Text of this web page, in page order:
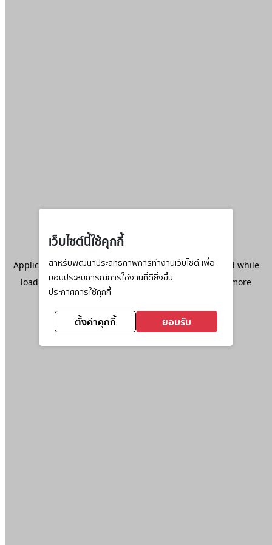
เว็บไซต์นี้ใช้คุกกี้
สำหรับพัฒนาประสิทธิภาพการทำงานเว็บไซต์ เพื่อ
มอบประสบการณ์การใช้งานที่ดียิ่งขึ้น
ประกาศการใช้คุกกี้
ตั้งค่าคุกกี้ ยอมรับ
Application error: aclient-side exception has occurred while
loadingwww.ktc.co.th(see the browser console
for more
information).